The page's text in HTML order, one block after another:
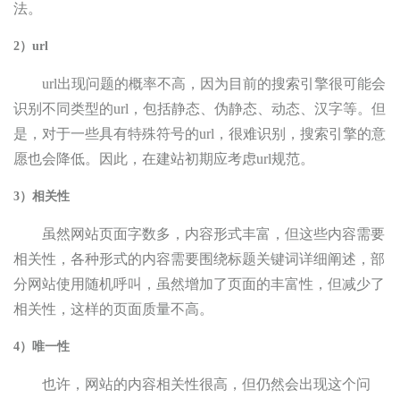
法。
2）url
url出现问题的概率不高，因为目前的搜索引擎很可能会
识别不同类型的url，包括静态、伪静态、动态、汉字等。但
是，对于一些具有特殊符号的url，很难识别，搜索引擎的意
愿也会降低。因此，在建站初期应考虑url规范。
3）相关性
虽然网站页面字数多，内容形式丰富，但这些内容需要
相关性，各种形式的内容需要围绕标题关键词详细阐述，部
分网站使用随机呼叫，虽然增加了页面的丰富性，但减少了
相关性，这样的页面质量不高。
4）唯一性
也许，网站的内容相关性很高，但仍然会出现这个问